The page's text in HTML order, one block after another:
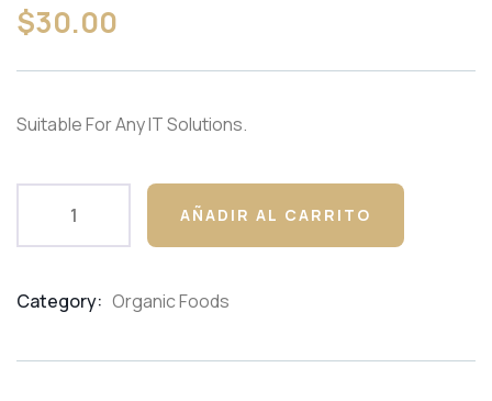
out
of
on
$30.00
Suitable For Any IT Solutions.
AÑADIR AL CARRITO
Category: Organic Foods